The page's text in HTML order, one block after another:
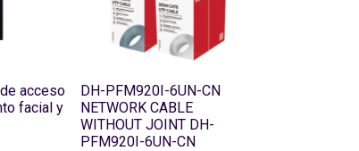
acceso
facial y
DH-PFM920I-6UN-CN
NETWORK CABLE
WITHOUT JOINT DH-
PFM920I-6UN-CN